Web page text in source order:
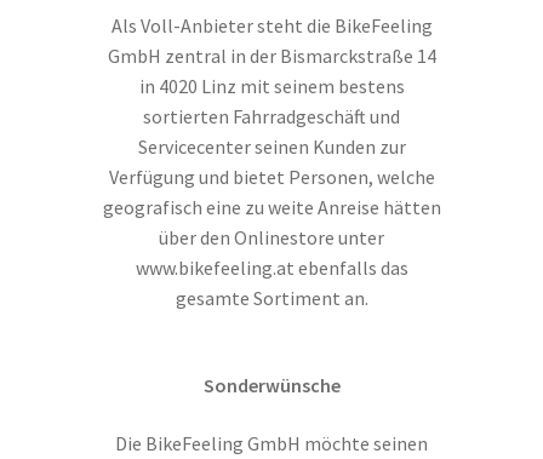
Als Voll-Anbieter steht die BikeFeeling
GmbH zentral in der Bismarckstraße 14
in 4020 Linz mit seinem bestens
sortierten Fahrradgeschäft und
Servicecenter seinen Kunden zur
Verfügung und bietet Personen, welche
geografisch eine zu weite Anreise hätten
über den Onlinestore unter
www.bikefeeling.at ebenfalls das
gesamte Sortiment an.
Sonderwünsche
Die BikeFeeling GmbH möchte seinen